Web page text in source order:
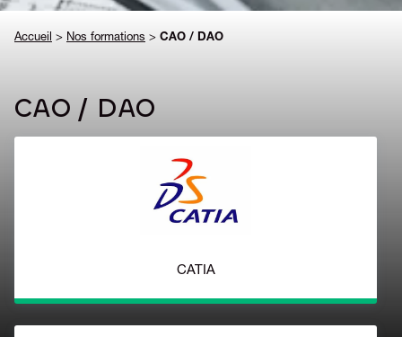
Accueil > Nos formations > CAO / DAO
CAO / DAO
CATIA